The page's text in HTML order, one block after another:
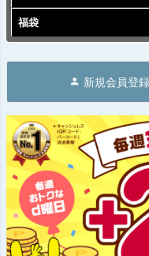
福袋
新規会員登